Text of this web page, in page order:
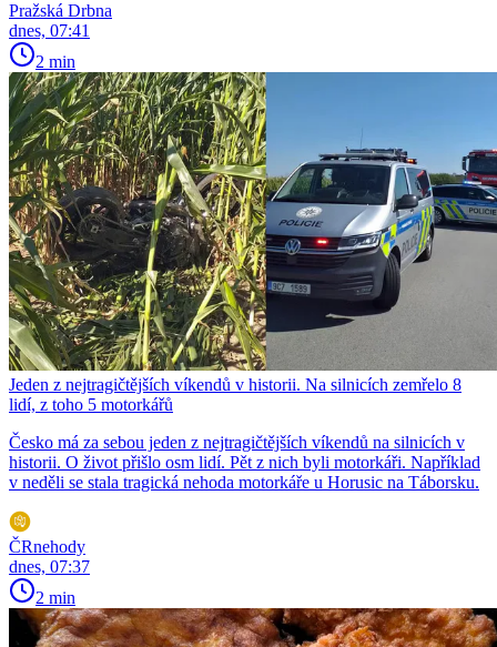
Pražská Drbna
dnes, 07:41
2 min
Jeden z nejtragičtějších víkendů v historii. Na silnicích zemřelo 8
lidí, z toho 5 motorkářů
Česko má za sebou jeden z nejtragičtějších víkendů na silnicích v
historii. O život přišlo osm lidí. Pět z nich byli motorkáři. Například
v neděli se stala tragická nehoda motorkáře u Horusic na Táborsku.
ČRnehody
dnes, 07:37
2 min